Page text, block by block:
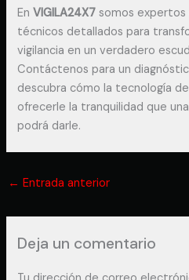
EnVIGILA24X7 somos expertos
técnicos detallados para
vigilancia en un verdadero
Contáctenos para un
descubra cómo la tecnología
ofrecerle la tranquilidad que
podrá darle.
← Entrada anterior
Deja un comentario